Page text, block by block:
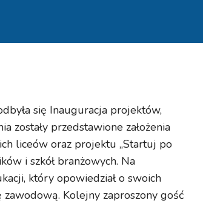
się Inauguracja projektów,
zostały przedstawione założenia
liceów oraz projektu „Startuj po
i szkół branżowych. Na
który opowiedział o swoich
zawodową. Kolejny zaproszony gość